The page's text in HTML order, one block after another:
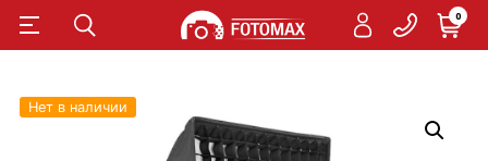
0
Нет в наличии